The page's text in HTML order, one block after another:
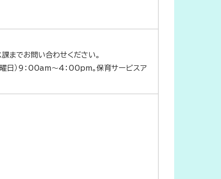
までお問い合わせください。
日）9：00am～4：00pm。保育サービスア